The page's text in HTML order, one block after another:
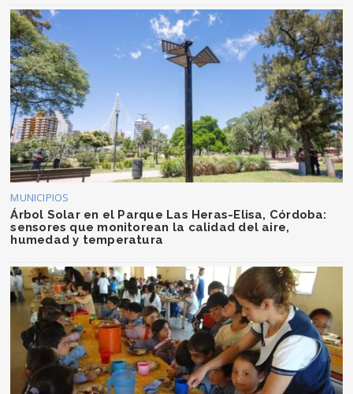
MUNICIPIOS
Árbol Solar en el Parque Las Heras-Elisa, Córdoba:
sensores que monitorean la calidad del aire,
humedad y temperatura